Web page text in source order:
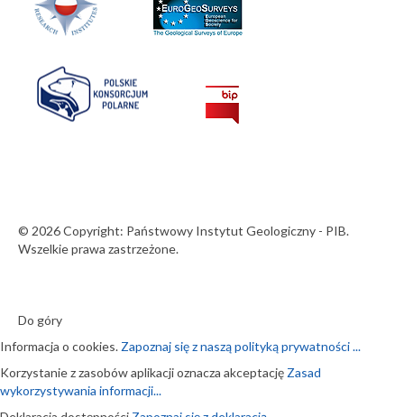
© 2026 Copyright: Państwowy Instytut Geologiczny - PIB.
Wszelkie prawa zastrzeżone.
Do góry
Informacja o cookies. Zapoznaj się z naszą polityką prywatności ...
Korzystanie z zasobów aplikacji oznacza akceptację Zasad
wykorzystywania informacji...